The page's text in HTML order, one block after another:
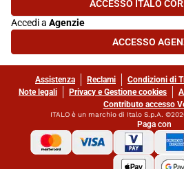
ACCESSO ITALO
(SI
Accedi a Agenzie
ACCESSO(SI
Assistenza Reclami Condizioni di
Note legali
Privacy e Gestione cookies
Contributo accesso
ITALO è un marchio di Italo S.p.A.
Paga con